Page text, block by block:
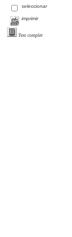
seleccionar
imprimir
Text complet